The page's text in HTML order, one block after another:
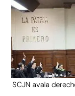
SCJN avala